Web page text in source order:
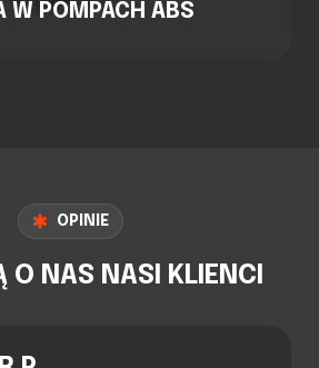
W POMPACH ABS
OPINIE
O NAS NASI KLIENCI